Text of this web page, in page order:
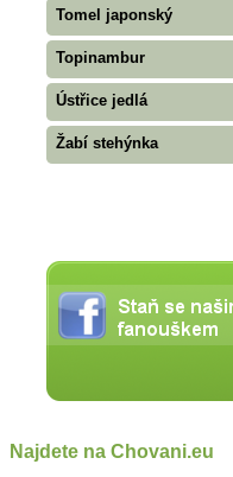
Tomel japonský
Topinambur
Ústřice jedlá
Žabí stehýnka
Najdete na Chovani.eu